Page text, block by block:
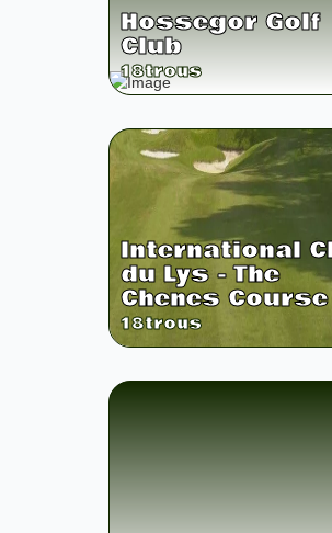
Hossegor Golf
Club
18trous
International
du Lys - The
Chenes Course
18trous